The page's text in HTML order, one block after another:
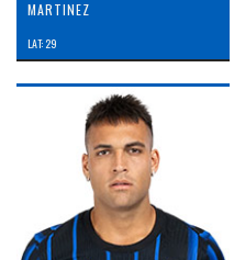
MARTINEZ
LAT: 29